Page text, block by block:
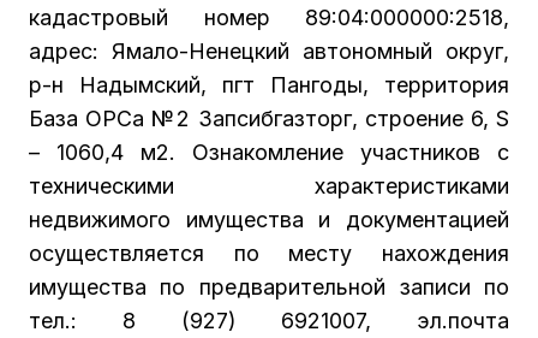
кадастровый номер 89:04:000000:2518,
адрес: Ямало-Ненецкий автономный округ,
р-н Надымский, пгт Пангоды, территория
База ОРСа №2 Запсибгазторг, строение 6, S
– 1060,4 м2. Ознакомление участников с
техническими характеристиками
недвижимого имущества и документацией
осуществляется по месту нахождения
имущества по предварительной записи по
тел.: 8 (927) 6921007, эл.почта